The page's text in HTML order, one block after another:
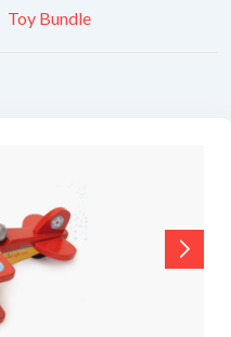
Toy Bundle